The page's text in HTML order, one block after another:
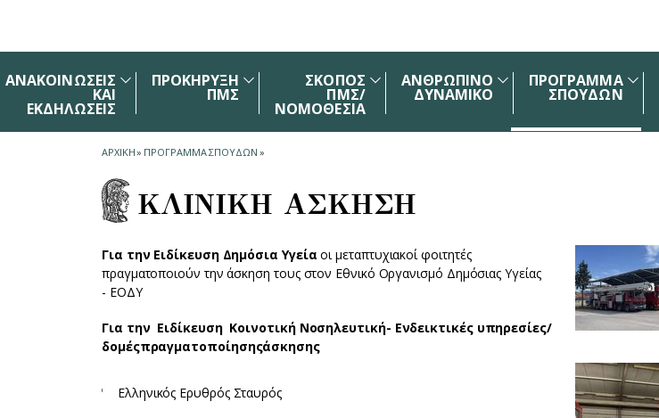
ΑΝΑΚΟΙΝΩΣΕΙΣ
ΚΑΙ
ΕΚΔΗΛΩΣΕΙΣ
ΠΡΟΚΗΡΥΞΗ
ΠΜΣ
ΣΚΟΠΟΣ
ΠΜΣ/
ΝΟΜΟΘΕΣΙΑ
ΑΝΘΡΩΠΙΝΟ
ΔΥΝΑΜΙΚΟ
ΠΡΟΓΡΑΜΜΑ
ΣΠΟΥΔΩΝ
ΑΡΧΙΚΗ» ΠΡΟΓΡΑΜΜΑ ΣΠΟΥΔΩΝ »
ΚΛΙΝΙΚΗ ΑΣΚΗΣΗ
Για την Ειδίκευση Δημόσια Υγεία οι μεταπτυχιακοί φοιτητές
πραγματοποιούν την άσκηση τους στον Εθνικό Οργανισμό Δημόσιας Υγείας
- ΕΟΔΥ ​
Για την Ειδίκευση Κοινοτική Νοσηλευτική- Ενδεικτικέςυπηρεσίες/
δομέςπραγματοποίησηςάσκησης
Ελληνικός Ερυθρός Σταυρός ​